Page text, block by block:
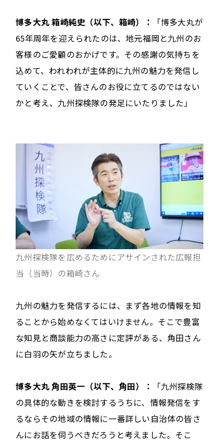
博多大丸 箱崎純史（以下、箱崎）：
「博多大丸が
65年周年を迎えられたのは、地元福岡と九州のお
客様のご愛顧のおかげです。その感謝の気持ちを
込めて、われわれが主体的に九州の魅力を発信し
ていくことで、皆さんのお役に立てるのではない
かと考え、九州探検隊の発足にいたりました」
九州探検隊を広めるためにアサインされた広報担
当（当時）の箱崎さん
九州の魅力を発信するには、まず各地の情報を知
ることから始めなくてはいけません。そこで豊富
な知見と商談能力の高さに定評がある、角田さん
に白羽の矢が立ちました。
博多大丸 角田英一（以下、角田）：
「九州探検隊
の具体的な動きを検討するうちに、情報発信をす
るならその地域の情報に一番詳しい自治体の皆さ
んにお話を伺うべきだろうと考えました。そこ